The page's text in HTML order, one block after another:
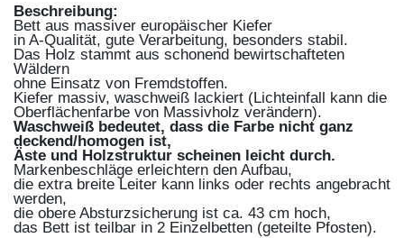
Beschreibung:
Bett aus massiver europäischer Kiefer
in A-Qualität, gute Verarbeitung, besonders stabil.
Das Holz stammt aus schonend bewirtschafteten
Wäldern
ohne Einsatz von Fremdstoffen.
Kiefer massiv, waschweiß lackiert (Lichteinfall kann die
Oberflächenfarbe von Massivholz verändern).
Waschweiß bedeutet, dass die Farbe nicht ganz
deckend/homogen ist,
Äste und Holzstruktur scheinen leicht durch.
Markenbeschläge erleichtern den Aufbau,
die extra breite Leiter kann links oder rechts angebracht
werden,
die obere Absturzsicherung ist ca. 43 cm hoch,
das Bett ist teilbar in 2 Einzelbetten (geteilte Pfosten).